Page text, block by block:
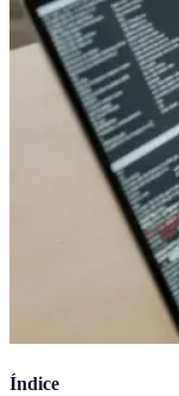
Índice